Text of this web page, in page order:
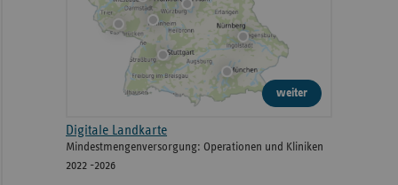
weiter
Digitale Landkarte
Mindestmengenversorgung: Operationen und Kliniken
2022 -2026